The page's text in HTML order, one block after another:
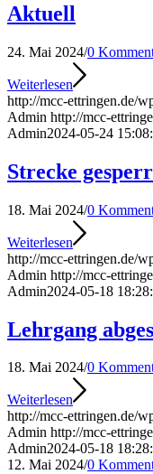
Aktuell
24. Mai 2024/0
Weiterlesen
http://mcc-ettringen.de/
Admin http://mcc-
Admin2024-05-24
Strecke
18. Mai 2024/0
Weiterlesen
http://mcc-ettringen.de/
Admin http://mcc-
Admin2024-05-18
Lehrgang
18. Mai 2024/0
Weiterlesen
http://mcc-ettringen.de/
Admin http://mcc-
Admin2024-05-18
12. Mai 2024/0